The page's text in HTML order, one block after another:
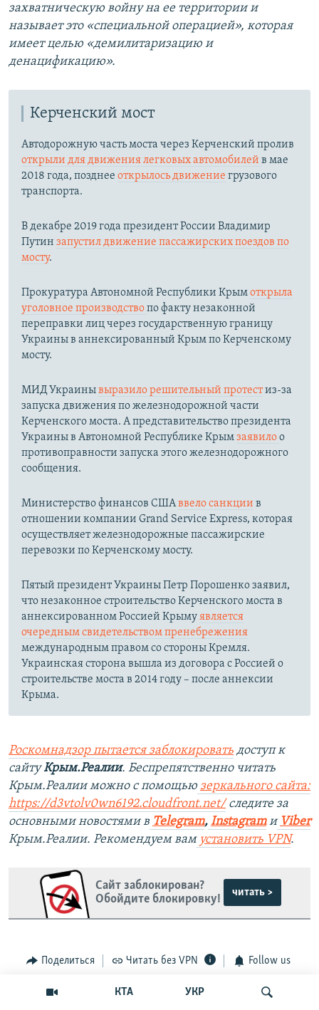
КТА УКР
захватническую войну на ее территории и
называет это «специальной операцией», которая
имеет целью «демилитаризацию и
денацификацию».
Керченский мост
Автодорожную часть моста через Керченский пролив
открыли для движения легковых автомобилей в мае
2018 года, позднее открылось движение грузового
транспорта.
В декабре 2019 года президент России Владимир
Путин запустил движение пассажирских поездов по
мосту.
Прокуратура Автономной Республики Крымоткрыла
уголовное производствопо факту незаконной
переправки лиц через государственную границу
Украины в аннексированный Крым по Керченскому
мосту.​
МИД Украинывыразило решительный протестиз-за
запуска движения по железнодорожной части
Керченского моста. А представительство президента
Украины в Автономной Республике Крымзаявилоо
противоправности запуска этого железнодорожного
сообщения.
Министерство финансов СШАввело санкции в
отношении компании Grand Service Express, которая
осуществляет железнодорожные пассажирские
перевозки по Керченскому мосту.
Пятый президент Украины Петр Порошенко заявил,
что незаконное строительство Керченского моста в
аннексированном Россией Крымуявляется
очередным свидетельством пренебрежения
международным правом со стороны Кремля.
Украинская сторона вышла из договора с Россией о
строительстве моста в 2014 году – после аннексии
Крыма.
Роскомнадзор пытается заблокировать доступ к
сайтуКрым.Реалии. Беспрепятственно читать
Крым.Реалии можно с помощью зеркального сайта:
https://d3vtolv0wn6192.cloudfront.net/следите за
основными новостями в Telegram, Instagramи Viber
Крым.Реалии. Рекомендуем вам установить VPN.
Сайт заблокирован?
Обойдите блокировку!
читать >
Поделиться Читать без VPN Follow us